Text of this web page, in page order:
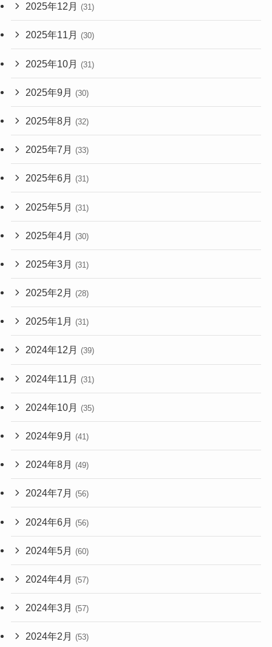
2025年12月 (31)
2025年11月 (30)
2025年10月 (31)
2025年9月 (30)
2025年8月 (32)
2025年7月 (33)
2025年6月 (31)
2025年5月 (31)
2025年4月 (30)
2025年3月 (31)
2025年2月 (28)
2025年1月 (31)
2024年12月 (39)
2024年11月 (31)
2024年10月 (35)
2024年9月 (41)
2024年8月 (49)
2024年7月 (56)
2024年6月 (56)
2024年5月 (60)
2024年4月 (57)
2024年3月 (57)
2024年2月 (53)